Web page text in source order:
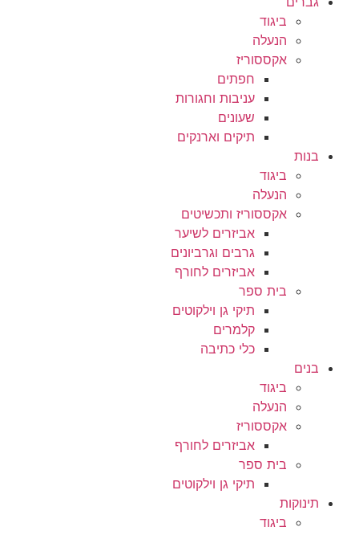
ביגוד
הנעלה
אקססוריז
חפתים
עניבות וחגורות
שעונים
תיקים וארנקים
בנות
ביגוד
הנעלה
אקססוריז ותכשיטים
אביזרים לשיער
גרבים וגרביונים
אביזרים לחורף
בית ספר
תיקי גן וילקוטים
קלמרים
כלי כתיבה
בנים
ביגוד
הנעלה
אקססוריז
אביזרים לחורף
בית ספר
תיקי גן וילקוטים
תינוקות
ביגוד